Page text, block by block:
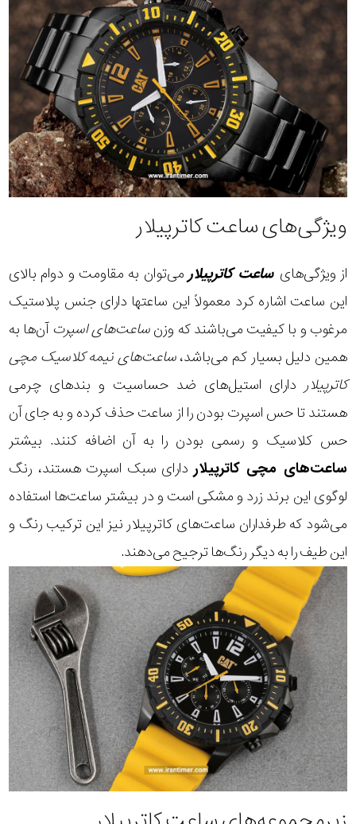
ویژگی‌های ساعت کاترپیلار
از ویژگی‌های ساعت کاترپیلار می‌توان به مقاومت و دوام بالای
این ساعت اشاره کرد معمولاً این ساعتها دارای جنس پلاستیک
مرغوب و با کیفیت می‌باشند که وزنساعت‌های اسپرتآن‌ها به
همین دلیل بسیار کم می‌باشد،ساعت‌های نیمه کلاسیک مچی
کاترپیلار دارای استیل‌های ضد حساسیت و بندهای چرمی
هستند تا حس اسپرت بودن را از ساعت حذف کرده و به جای آن
حس کلاسیک و رسمی بودن را به آن اضافه کنند. بیشتر
ساعت‌های مچی کاترپیلار دارای سبک اسپرت هستند، رنگ
لوگوی این برند زرد و مشکی است و در بیشتر ساعت‌ها استفاده
می‌شود که طرفداران ساعت‌های کاترپیلار نیز این ترکیب رنگ و
این طیف را به دیگر رنگ‌ها ترجیح می‌دهند.